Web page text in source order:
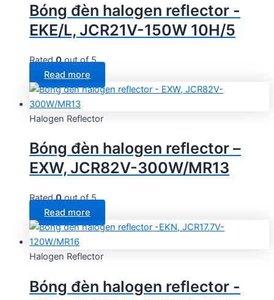
Bóng đèn halogen reflector -
EKE/L, JCR21V-150W 10H/5
Rated0out of 5
Read more
Halogen Reflector
Bóng đèn halogen reflector –
EXW, JCR82V-300W/MR13
Rated0out of 5
Read more
Halogen Reflector
Bóng đèn halogen reflector -